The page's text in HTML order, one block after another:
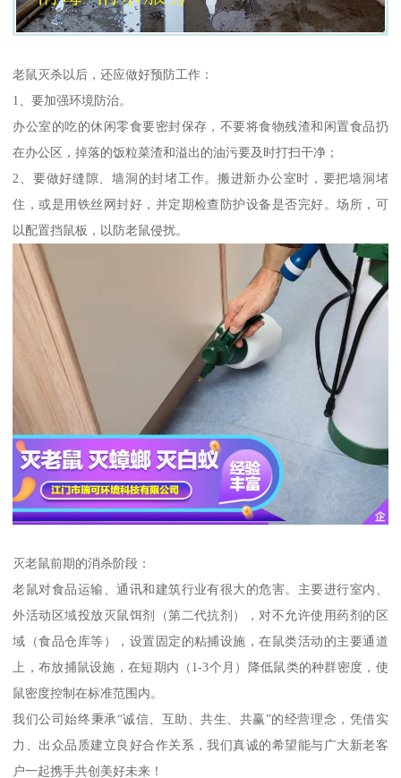
老鼠灭杀以后，还应做好预防工作：
1、要加强环境防治。
办公室的吃的休闲零食要密封保存，不要将食物残渣和闲置食品扔
在办公区，掉落的饭粒菜渣和溢出的油污要及时打扫干净；
2、要做好缝隙、墙洞的封堵工作。搬进新办公室时，要把墙洞堵
住，或是用铁丝网封好，并定期检查防护设备是否完好。场所，可
以配置挡鼠板，以防老鼠侵扰。
灭老鼠前期的消杀阶段：
老鼠对食品运输、通讯和建筑行业有很大的危害。主要进行室内、
外活动区域投放灭鼠饵剂（第二代抗剂），对不允许使用药剂的区
域（食品仓库等），设置固定的粘捕设施，在鼠类活动的主要通道
上，布放捕鼠设施，在短期内（1-3个月）降低鼠类的种群密度，使
鼠密度控制在标准范围内。
我们公司始终秉承“诚信、互助、共生、共赢”的经营理念，凭借实
力、出众品质建立良好合作关系，我们真诚的希望能与广大新老客
户一起携手共创美好未来！